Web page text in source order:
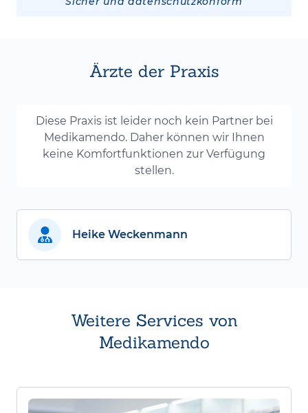
Ärzte der Praxis
Diese Praxis ist leider noch kein Partner bei
Medikamendo. Daher können wir Ihnen
keine Komfortfunktionen zur Verfügung
stellen.
Heike Weckenmann
Weitere Services von
Medikamendo